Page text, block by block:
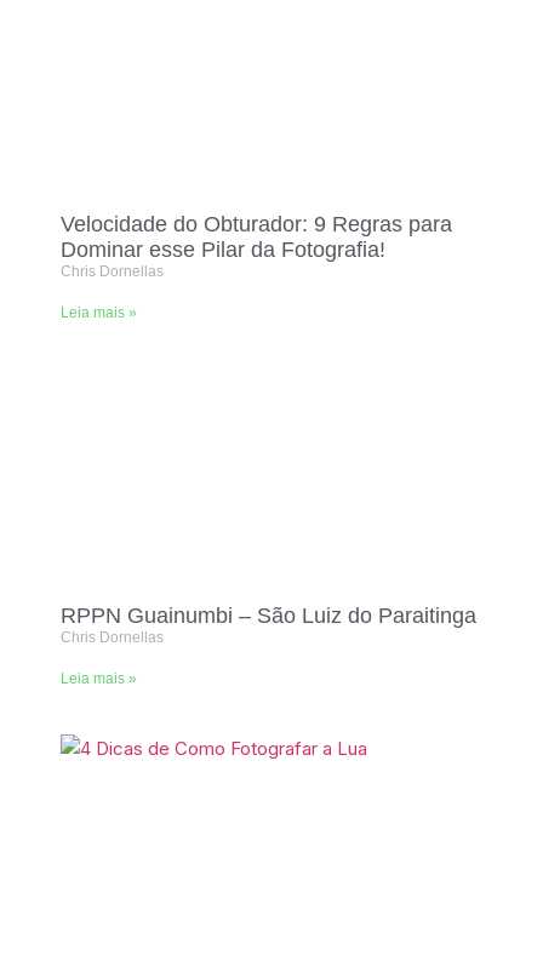
Velocidade do Obturador: 9 Regras para
Dominar esse Pilar da Fotografia!
Chris Dornellas
Leia mais »
RPPN Guainumbi – São Luiz do Paraitinga
Chris Dornellas
Leia mais »